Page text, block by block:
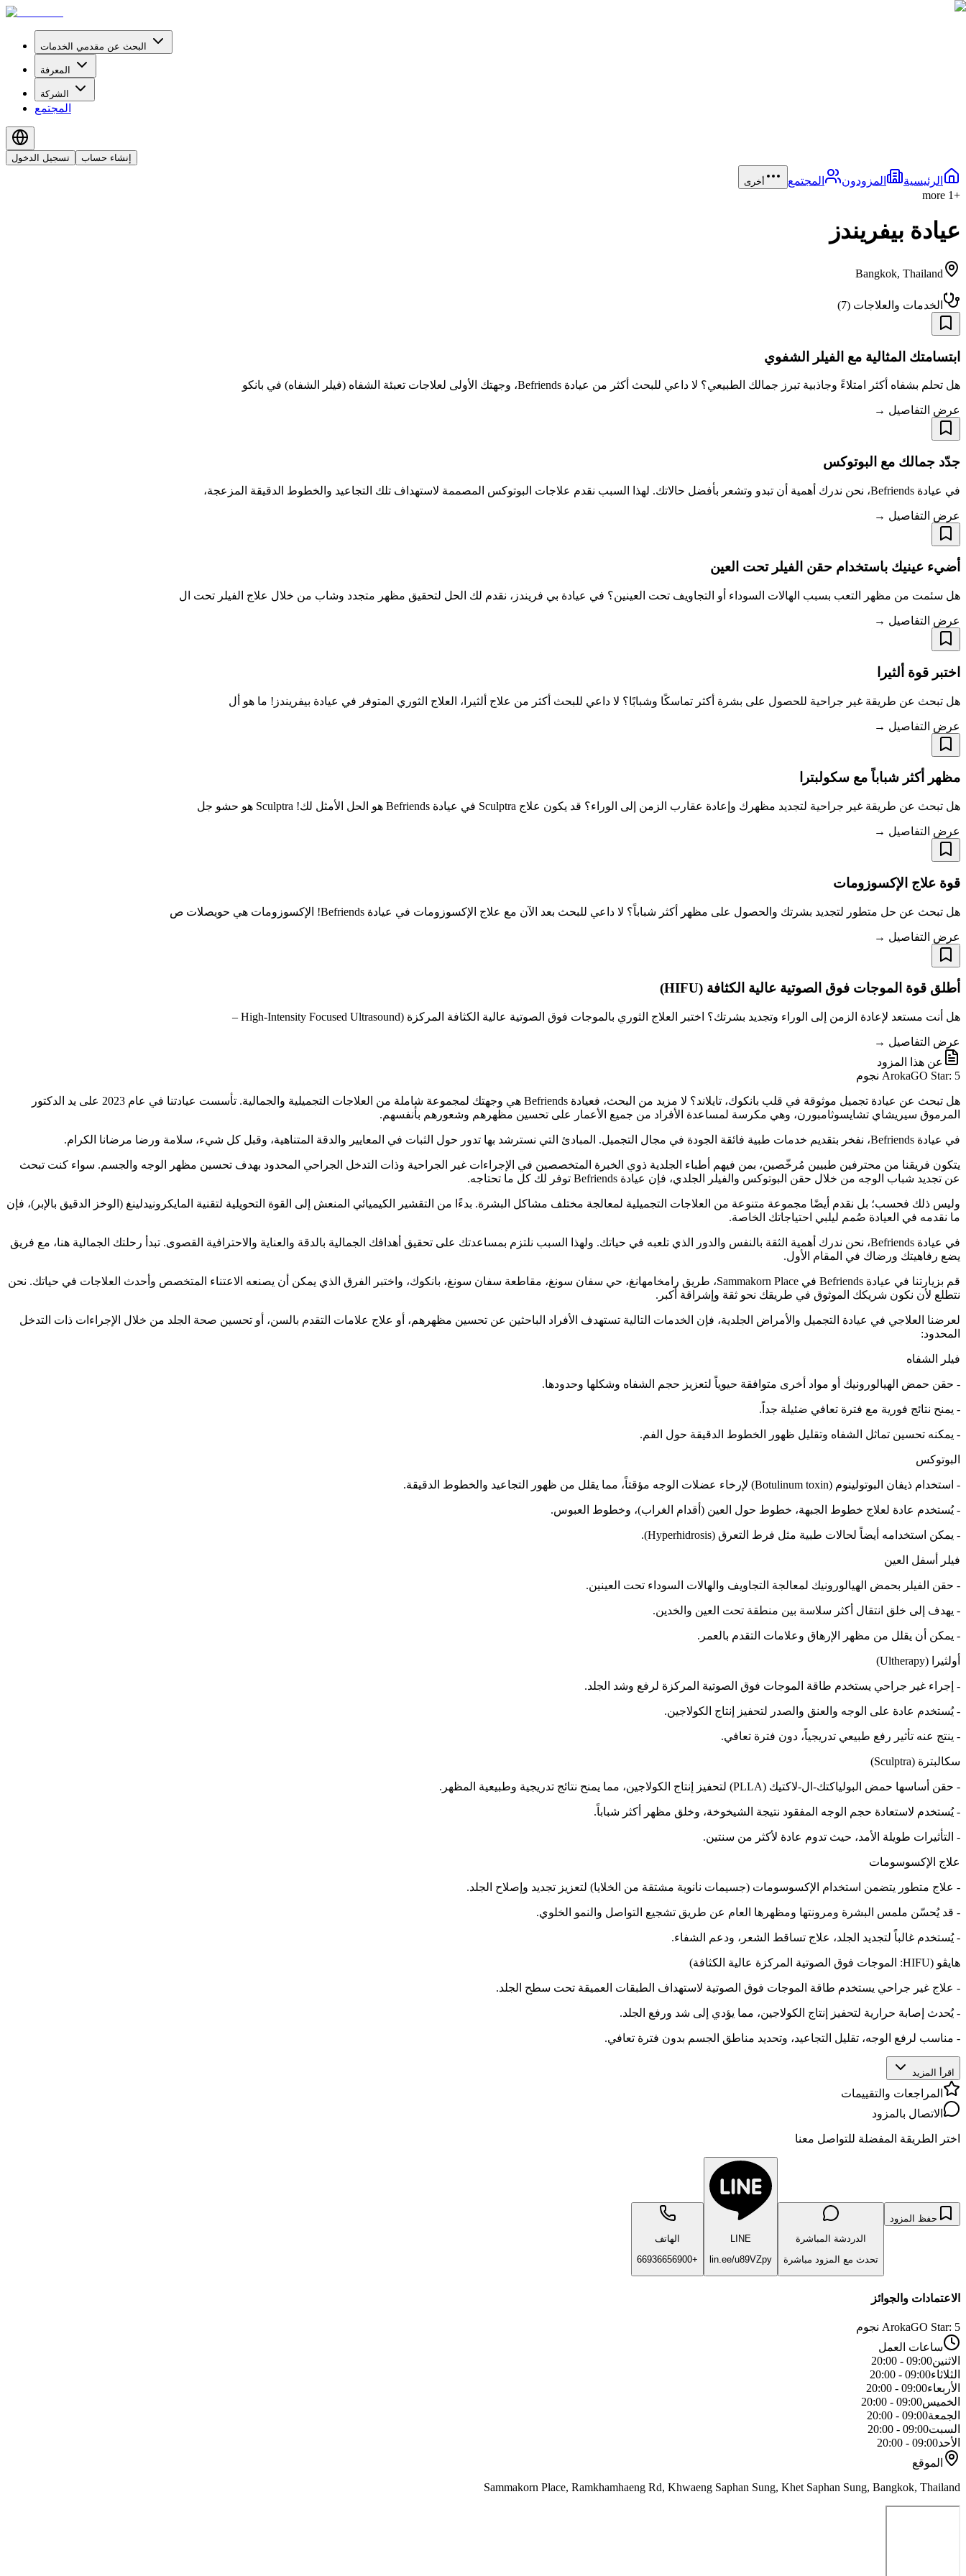
البحث عن مقدمي الخدمات
المعرفة
الشركة
المجتمع
تسجيل الدخول إنشاء حساب
الرئيسية المزودون المجتمع أخرى
+
1
عيادة بيفريندز
Bangkok, Thailand
الخدمات والعلاجات (
7
)
ابتسامتك المثالية مع الفيلر الشفوي
هل تحلم بشفاه أكثر امتلاءً وجاذبية تبرز جمالك الطبيعي؟ لا داعي للبحث أكثر من عيادة Befriends، وجهتك الأولى لعلاجات تعبئة الشفاه (فيلر الشفاه) في بانكو
عرض التفاصيل →
جدّد جمالك مع البوتوكس
في عيادة Befriends، نحن ندرك أهمية أن تبدو وتشعر بأفضل حالاتك. لهذا السبب نقدم علاجات البوتوكس المصممة لاستهداف تلك التجاعيد والخطوط الدقيقة المزعجة،
عرض التفاصيل →
أضيء عينيك باستخدام حقن الفيلر تحت العين
هل سئمت من مظهر التعب بسبب الهالات السوداء أو التجاويف تحت العينين؟ في عيادة بي فريندز، نقدم لك الحل لتحقيق مظهر متجدد وشاب من خلال علاج الفيلر تحت ال
عرض التفاصيل →
اختبر قوة ألثيرا
هل تبحث عن طريقة غير جراحية للحصول على بشرة أكثر تماسكًا وشبابًا؟ لا داعي للبحث أكثر من علاج ألثيرا، العلاج الثوري المتوفر في عيادة بيفريندز! ما هو أل
عرض التفاصيل →
مظهر أكثر شباباً مع سكولبترا
هل تبحث عن طريقة غير جراحية لتجديد مظهرك وإعادة عقارب الزمن إلى الوراء؟ قد يكون علاج Sculptra في عيادة Befriends هو الحل الأمثل لك! Sculptra هو حشو جل
عرض التفاصيل →
قوة علاج الإكسوزومات
هل تبحث عن حل متطور لتجديد بشرتك والحصول على مظهر أكثر شباباً؟ لا داعي للبحث بعد الآن مع علاج الإكسوزومات في عيادة Befriends! الإكسوزومات هي حويصلات ص
عرض التفاصيل →
أطلق قوة الموجات فوق الصوتية عالية الكثافة (HIFU)
هل أنت مستعد لإعادة الزمن إلى الوراء وتجديد بشرتك؟ اختبر العلاج الثوري بالموجات فوق الصوتية عالية الكثافة المركزة (High-Intensity Focused Ultrasound –
عرض التفاصيل →
عن هذا المزود
ArokaGO Star: 5 نجوم
هل تبحث عن عيادة تجميل موثوقة في قلب بانكوك، تايلاند؟ لا مزيد من البحث، فعيادة Befriends هي وجهتك لمجموعة شاملة من العلاجات التجميلية والجمالية. تأسست عيادتنا في عام 2023 على يد الدكتور
المرموق سيريشاي تشايسوثامبورن، وهي مكرسة لمساعدة الأفراد من جميع الأعمار على تحسين مظهرهم وشعورهم بأنفسهم.
في عيادة Befriends، نفخر بتقديم خدمات طبية فائقة الجودة في مجال التجميل. المبادئ التي نسترشد بها تدور حول الثبات في المعايير والدقة المتناهية، وقبل كل شيء، سلامة ورضا مرضانا الكرام.
يتكون فريقنا من محترفين طبيين مُرخّصين، بمن فيهم أطباء الجلدية ذوي الخبرة المتخصصين في الإجراءات غير الجراحية وذات التدخل الجراحي المحدود بهدف تحسين مظهر الوجه والجسم. سواء كنت تبحث
عن تجديد شباب الوجه من خلال حقن البوتوكس والفيلر الجلدي، فإن عيادة Befriends توفر لك كل ما تحتاجه.
وليس ذلك فحسب؛ بل نقدم أيضًا مجموعة متنوعة من العلاجات التجميلية لمعالجة مختلف مشاكل البشرة. بدءًا من التقشير الكيميائي المنعش إلى القوة التحويلية لتقنية المايكرونيدلينغ (الوخز الدقيق بالإبر)، فإن
ما نقدمه في العيادة صُمم ليلبي احتياجاتك الخاصة.
في عيادة Befriends، نحن ندرك أهمية الثقة بالنفس والدور الذي تلعبه في حياتك. ولهذا السبب نلتزم بمساعدتك على تحقيق أهدافك الجمالية بالدقة والعناية والاحترافية القصوى. تبدأ رحلتك الجمالية هنا، مع فريق
يضع رفاهيتك ورضاك في المقام الأول.
قم بزيارتنا في عيادة Befriends في Sammakorn Place، طريق رامخامهانغ، حي سفان سونغ، مقاطعة سفان سونغ، بانكوك، واختبر الفرق الذي يمكن أن يصنعه الاعتناء المتخصص وأحدث العلاجات في حياتك. نحن
نتطلع لأن نكون شريكك الموثوق في طريقك نحو ثقة وإشراقة أكبر.
لعرضنا العلاجي في عيادة التجميل والأمراض الجلدية، فإن الخدمات التالية تستهدف الأفراد الباحثين عن تحسين مظهرهم، أو علاج علامات التقدم بالسن، أو تحسين صحة الجلد من خلال الإجراءات ذات التدخل
المحدود:
فيلر الشفاه
- حقن حمض الهيالورونيك أو مواد أخرى متوافقة حيوياً لتعزيز حجم الشفاه وشكلها وحدودها.
- يمنح نتائج فورية مع فترة تعافي ضئيلة جداً.
- يمكنه تحسين تماثل الشفاه وتقليل ظهور الخطوط الدقيقة حول الفم.
البوتوكس
- استخدام ذيفان البوتولينوم (Botulinum toxin) لإرخاء عضلات الوجه مؤقتاً، مما يقلل من ظهور التجاعيد والخطوط الدقيقة.
- يُستخدم عادة لعلاج خطوط الجبهة، خطوط حول العين (أقدام الغراب)، وخطوط العبوس.
- يمكن استخدامه أيضاً لحالات طبية مثل فرط التعرق (Hyperhidrosis).
فيلر أسفل العين
- حقن الفيلر بحمض الهيالورونيك لمعالجة التجاويف والهالات السوداء تحت العينين.
- يهدف إلى خلق انتقال أكثر سلاسة بين منطقة تحت العين والخدين.
- يمكن أن يقلل من مظهر الإرهاق وعلامات التقدم بالعمر.
أولثيرا (Ultherapy)
- إجراء غير جراحي يستخدم طاقة الموجات فوق الصوتية المركزة لرفع وشد الجلد.
- يُستخدم عادة على الوجه والعنق والصدر لتحفيز إنتاج الكولاجين.
- ينتج عنه تأثير رفع طبيعي تدريجياً، دون فترة تعافي.
سكالبترة (Sculptra)
- حقن أساسها حمض البولياكتك-ال-لاكتيك (PLLA) لتحفيز إنتاج الكولاجين، مما يمنح نتائج تدريجية وطبيعية المظهر.
- يُستخدم لاستعادة حجم الوجه المفقود نتيجة الشيخوخة، وخلق مظهر أكثر شباباً.
- التأثيرات طويلة الأمد، حيث تدوم عادة لأكثر من سنتين.
علاج الإكسوسومات
- علاج متطور يتضمن استخدام الإكسوسومات (جسيمات نانوية مشتقة من الخلايا) لتعزيز تجديد وإصلاح الجلد.
- قد يُحسّن ملمس البشرة ومرونتها ومظهرها العام عن طريق تشجيع التواصل والنمو الخلوي.
- يُستخدم غالباً لتجديد الجلد، علاج تساقط الشعر، ودعم الشفاء.
هايڤو (HIFU: الموجات فوق الصوتية المركزة عالية الكثافة)
- علاج غير جراحي يستخدم طاقة الموجات فوق الصوتية لاستهداف الطبقات العميقة تحت سطح الجلد.
- يُحدث إصابة حرارية لتحفيز إنتاج الكولاجين، مما يؤدي إلى شد ورفع الجلد.
- مناسب لرفع الوجه، تقليل التجاعيد، وتحديد مناطق الجسم بدون فترة تعافي.
اقرأ المزيد
المراجعات والتقييمات
الاتصال بالمزود
اختر الطريقة المفضلة للتواصل معنا
حفظ المزود
الدردشة المباشرة
تحدث مع المزود مباشرة
LINE
lin.ee/u89VZpy
الهاتف
+66936656900
الاعتمادات والجوائز
ArokaGO Star: 5 نجوم
ساعات العمل
الاثنين09:00 - 20:00
الثلاثاء09:00 - 20:00
الأربعاء09:00 - 20:00
الخميس09:00 - 20:00
الجمعة09:00 - 20:00
السبت09:00 - 20:00
الأحد09:00 - 20:00
الموقع
Sammakorn Place, Ramkhamhaeng Rd, Khwaeng Saphan Sung, Khet Saphan Sung, Bangkok, Thailand